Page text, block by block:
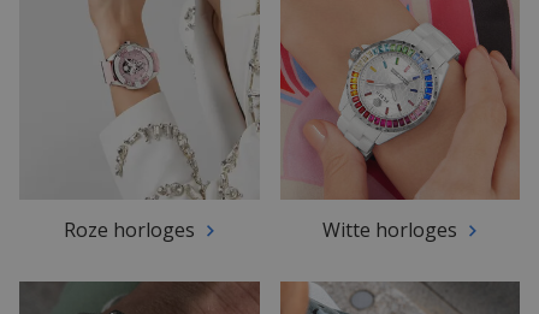
Roze horloges Witte horloges